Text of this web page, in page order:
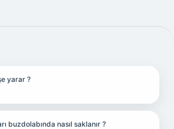
yarar ?
buzdolabında nasıl saklanır ?